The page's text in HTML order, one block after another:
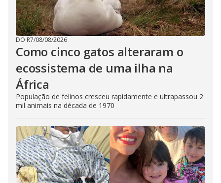
DO R7/08/08/2026
Como cinco gatos alteraram o
ecossistema de uma ilha na
África
População de felinos cresceu rapidamente e ultrapassou 2
mil animais na década de 1970